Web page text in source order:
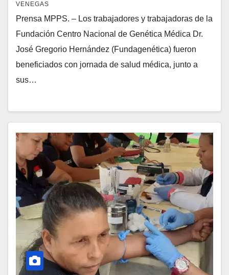
VENEGAS
Prensa MPPS. – Los trabajadores y trabajadoras de la
Fundación Centro Nacional de Genética Médica Dr.
José Gregorio Hernández (Fundagenética) fueron
beneficiados con jornada de salud médica, junto a
sus…